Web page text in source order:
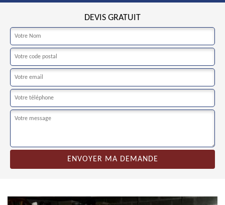
DEVIS GRATUIT